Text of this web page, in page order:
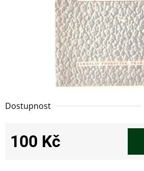
Dostupnost
100 Kč